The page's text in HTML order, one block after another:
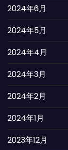
2024年6月
2024年5月
2024年4月
2024年3月
2024年2月
2024年1月
2023年12月